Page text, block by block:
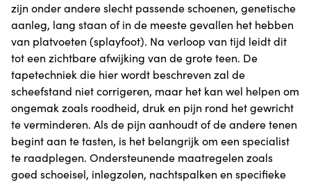
zijn onder andere slecht passende schoenen, genetische
aanleg, lang staan of in de meeste gevallen het hebben
van platvoeten (splayfoot). Na verloop van tijd leidt dit
tot een zichtbare afwijking van de grote teen. De
tapetechniek die hier wordt beschreven zal de
scheefstand niet corrigeren, maar het kan wel helpen om
ongemak zoals roodheid, druk en pijn rond het gewricht
te verminderen. Als de pijn aanhoudt of de andere tenen
begint aan te tasten, is het belangrijk om een specialist
te raadplegen. Ondersteunende maatregelen zoals
goed schoeisel, inlegzolen, nachtspalken en specifieke